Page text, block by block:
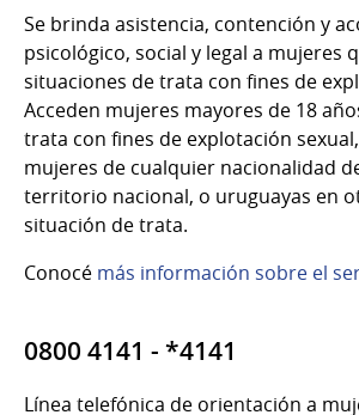
Se brinda asistencia, contención y
psicológico, social y legal a mujeres
situaciones de trata con fines de
Acceden mujeres mayores de 18
trata con fines de explotación
mujeres de cualquier nacionalidad
territorio nacional, o uruguayas en
situación de trata.
Conocé más información sobre el
0800 4141 - *4141
Línea telefónica de orientación a